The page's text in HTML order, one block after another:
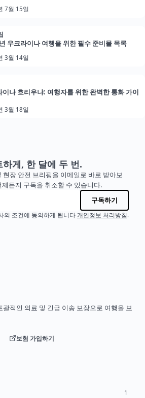
7월 15일
우크라이나 여행을 위한 필수 준비물 목록
3월 14일
이나 흐리우냐: 여행자를 위한 완벽한 통화 가이
3월 18일
게, 한 달에 두 번.
현장 안전 브리핑을 이메일로 바로 받아보
든지 구독을 취소할 수 있습니다.
구독하기
의 조건에 동의하게 됩니다 개인정보 처리방침.
적인 의료 및 긴급 이송 보장으로 여행을 보
보험 가입하기
1